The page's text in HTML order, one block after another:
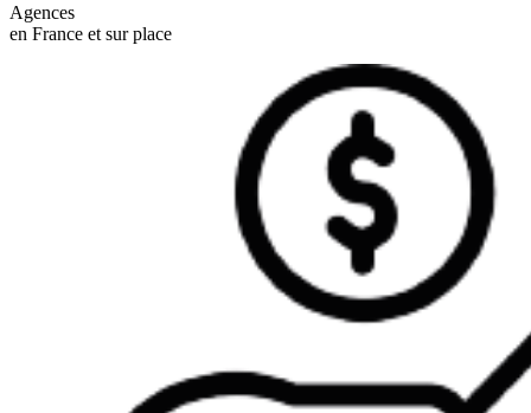
Agences
en France et sur place